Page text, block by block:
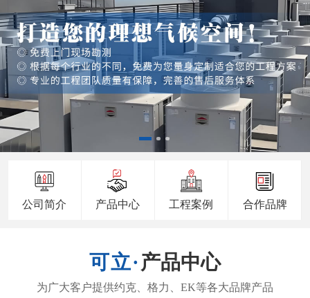
公司简介 产品中心 工程案例 合作品牌
产品中心